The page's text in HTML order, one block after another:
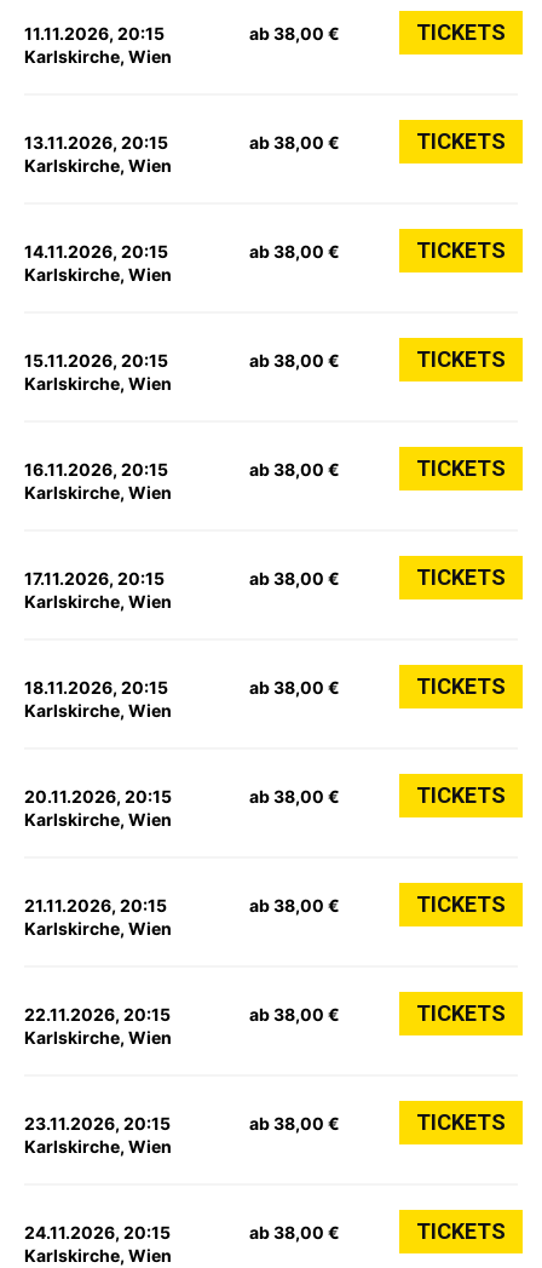
11.11.2026, 20:15
Karlskirche, Wien
ab 38,00 € TICKETS
13.11.2026, 20:15
Karlskirche, Wien
ab 38,00 € TICKETS
14.11.2026, 20:15
Karlskirche, Wien
ab 38,00 € TICKETS
15.11.2026, 20:15
Karlskirche, Wien
ab 38,00 € TICKETS
16.11.2026, 20:15
Karlskirche, Wien
ab 38,00 € TICKETS
17.11.2026, 20:15
Karlskirche, Wien
ab 38,00 € TICKETS
18.11.2026, 20:15
Karlskirche, Wien
ab 38,00 € TICKETS
20.11.2026, 20:15
Karlskirche, Wien
ab 38,00 € TICKETS
21.11.2026, 20:15
Karlskirche, Wien
ab 38,00 € TICKETS
22.11.2026, 20:15
Karlskirche, Wien
ab 38,00 € TICKETS
23.11.2026, 20:15
Karlskirche, Wien
ab 38,00 € TICKETS
24.11.2026, 20:15
Karlskirche, Wien
ab 38,00 € TICKETS